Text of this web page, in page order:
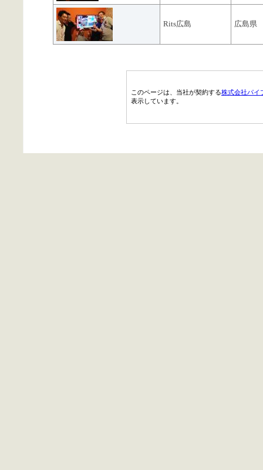
Rits広島 広島県
このページは、当社が契約する株式会社パイ
表示しています。